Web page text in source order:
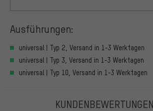
Ausführungen:
universal | Typ 2, Versand in 1-3 Werktagen
universal | Typ 3, Versand in 1-3 Werktagen
universal | Typ 10, Versand in 1-3 Werktagen
KUNDENBEWERTUNGEN